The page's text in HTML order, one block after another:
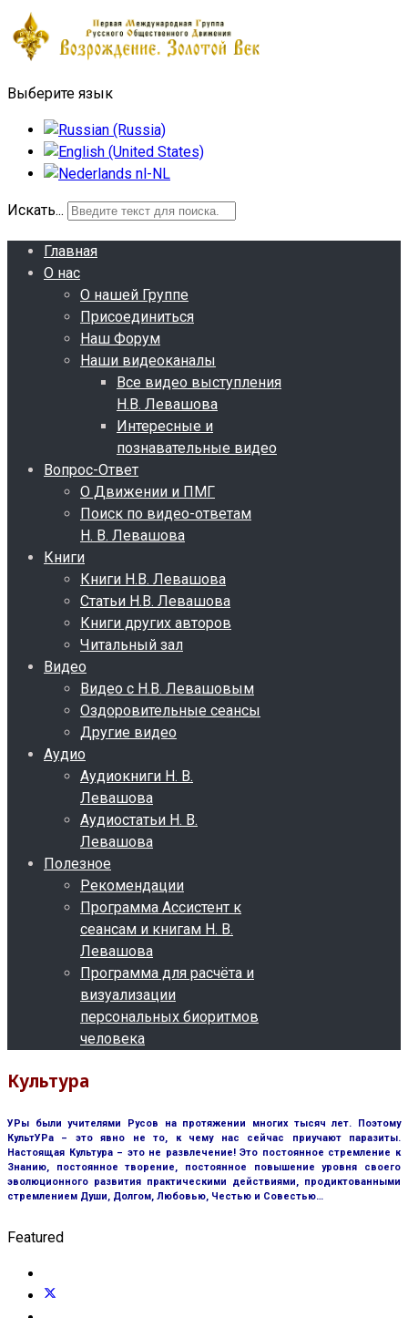
Выберите язык
Искать...
Главная
О нас
О нашей Группе
Присоединиться
Наш Форум
Наши видеоканалы
Все видео выступления
Н.В. Левашова
Интересные и
познавательные видео
Вопрос-Ответ
О Движении и ПМГ
Поиск по видео-ответам
Н. В. Левашова
Книги
Книги Н.В. Левашова
Статьи Н.В. Левашова
Книги других авторов
Читальный зал
Видео
Видео с Н.В. Левашовым
Оздоровительные сеансы
Другие видео
Аудио
Аудиокниги Н. В.
Левашова
Аудиостатьи Н. В.
Левашова
Полезное
Рекомендации
Программа Ассистент к
сеансам и книгам Н. В.
Левашова
Программа для расчёта и
визуализации
персональных биоритмов
человека
Культура
УРы были учителями Русов на протяжении многих тысяч лет. Поэтому
КультУРа – это явно не то, к чему нас сейчас приучают паразиты.
Настоящая Культура – это не развлечение! Это постоянное стремление к
Знанию, постоянное творение, постоянное повышение уровня своего
эволюционного развития практическими действиями, продиктованными
стремлением Души, Долгом, Любовью, Честью и Совестью…
Featured